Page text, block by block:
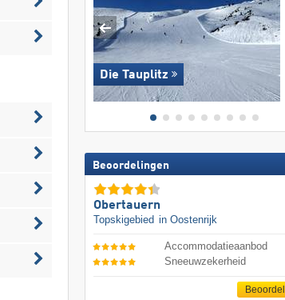
Die Tauplitz
Beoordelingen
Obertauern
Topskigebied in Oostenrijk
Accommodatieaanbod
Sneeuwzekerheid